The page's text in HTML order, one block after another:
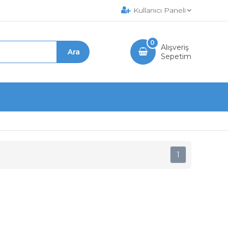
Kullanıcı Paneli
Alışveriş
Sepetim
0
1